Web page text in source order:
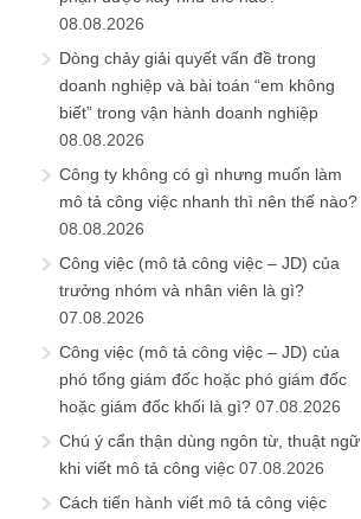
08.08.2026
Dòng chảy giải quyết vấn đề trong
doanh nghiệp và bài toán “em không
biết” trong vận hành doanh nghiệp
08.08.2026
Công ty không có gì nhưng muốn làm
mô tả công việc nhanh thì nên thế nào?
08.08.2026
Công việc (mô tả công việc – JD) của
trưởng nhóm và nhân viên là gì?
07.08.2026
Công việc (mô tả công việc – JD) của
phó tổng giám đốc hoặc phó giám đốc
hoặc giám đốc khối là gì? 07.08.2026
Chú ý cẩn thận dùng ngôn từ, thuật ngữ
khi viết mô tả công việc 07.08.2026
Cách tiến hành viết mô tả công việc